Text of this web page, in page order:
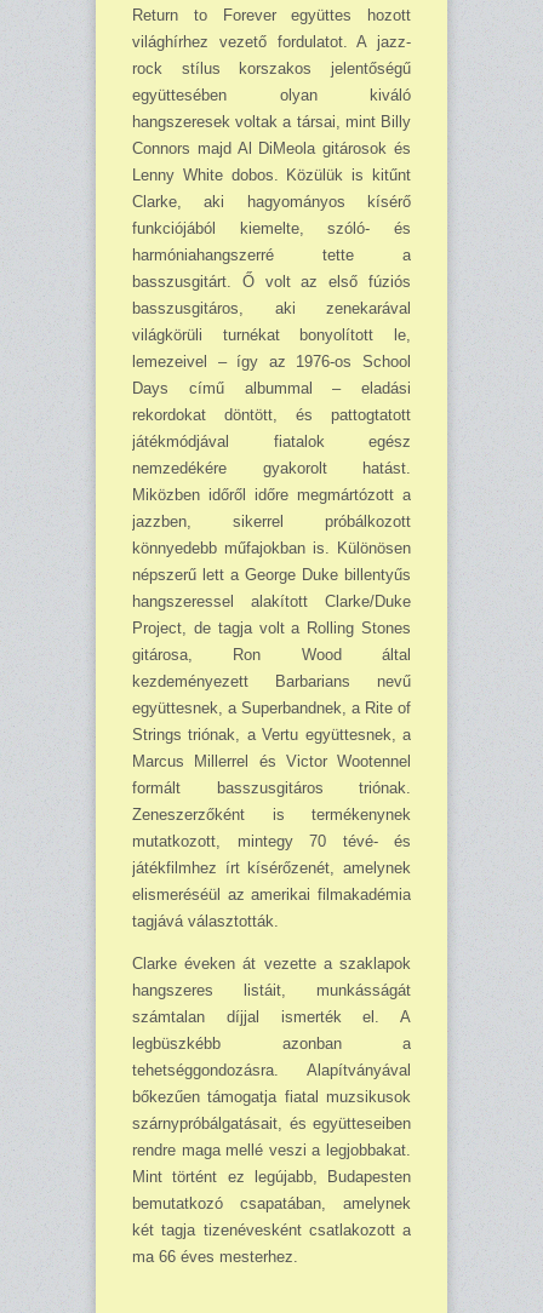
Return to Forever együttes hozott
világhírhez vezető fordulatot. A jazz-
rock stílus korszakos jelentőségű
együttesében olyan kiváló
hangszeresek voltak a társai, mint Billy
Connors majd Al DiMeola gitárosok és
Lenny White dobos. Közülük is kitűnt
Clarke, aki hagyományos kísérő
funkciójából kiemelte, szóló- és
harmóniahangszerré tette a
basszusgitárt. Ő volt az első fúziós
basszusgitáros, aki zenekarával
világkörüli turnékat bonyolított le,
lemezeivel – így az 1976-os School
Days című albummal – eladási
rekordokat döntött, és pattogtatott
játékmódjával fiatalok egész
nemzedékére gyakorolt hatást.
Miközben időről időre megmártózott a
jazzben, sikerrel próbálkozott
könnyedebb műfajokban is. Különösen
népszerű lett a George Duke billentyűs
hangszeressel alakított Clarke/Duke
Project, de tagja volt a Rolling Stones
gitárosa, Ron Wood által
kezdeményezett Barbarians nevű
együttesnek, a Superbandnek, a Rite of
Strings triónak, a Vertu együttesnek, a
Marcus Millerrel és Victor Wootennel
formált basszusgitáros triónak.
Zeneszerzőként is termékenynek
mutatkozott, mintegy 70 tévé- és
játékfilmhez írt kísérőzenét, amelynek
elismeréséül az amerikai filmakadémia
tagjává választották.
Clarke éveken át vezette a szaklapok
hangszeres listáit, munkásságát
számtalan díjjal ismerték el. A
legbüszkébb azonban a
tehetséggondozásra. Alapítványával
bőkezűen támogatja fiatal muzsikusok
szárnypróbálgatásait, és együtteseiben
rendre maga mellé veszi a legjobbakat.
Mint történt ez legújabb, Budapesten
bemutatkozó csapatában, amelynek
két tagja tizenévesként csatlakozott a
ma 66 éves mesterhez.